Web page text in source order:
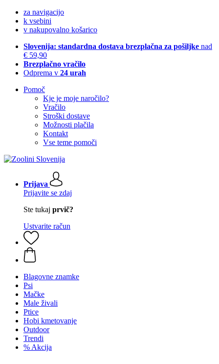
za navigacijo
k vsebini
v nakupovalno košarico
Slovenija: standardna dostava brezplačna za pošiljke nad
€ 59,90
Brezplačno vračilo
Odprema v 24 urah
Pomoč
Kje je moje naročilo?
Vračilo
Stroški dostave
Možnosti plačila
Kontakt
Vse teme pomoči
Prijava
Prijavite se zdaj
Ste tukaj prvič?
Ustvarite račun
Blagovne znamke
Psi
Mačke
Male živali
Ptice
Hobi kmetovanje
Outdoor
Trendi
% Akcija